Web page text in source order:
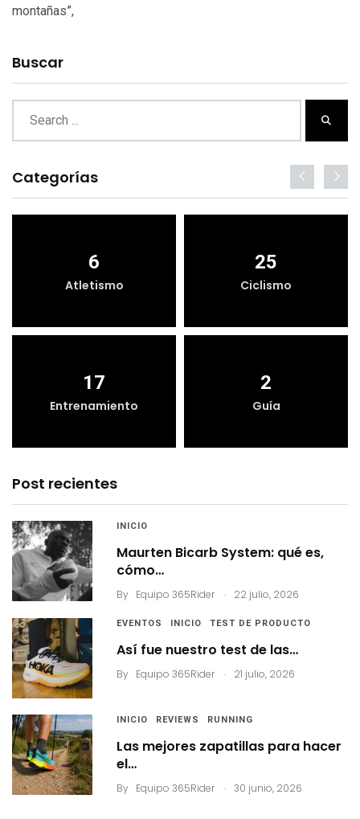
montañas”,
Buscar
Categorías
6
Atletismo
25
Ciclismo
17
Entrenamiento
2
Guía
Post recientes
INICIO
Maurten Bicarb System: qué es,
cómo…
By Equipo 365Rider . 22 julio, 2026
EVENTOS INICIO TEST DE PRODUCTO
Así fue nuestro test de las…
By Equipo 365Rider . 21 julio, 2026
INICIO REVIEWS RUNNING
Las mejores zapatillas para hacer
el…
By Equipo 365Rider . 30 junio, 2026